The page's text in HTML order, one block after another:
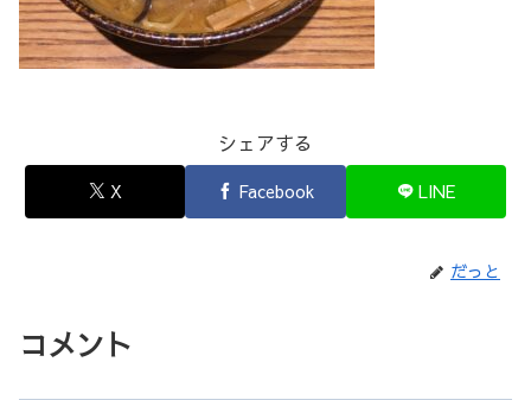
シェアする
X Facebook LINE
だっと
コメント